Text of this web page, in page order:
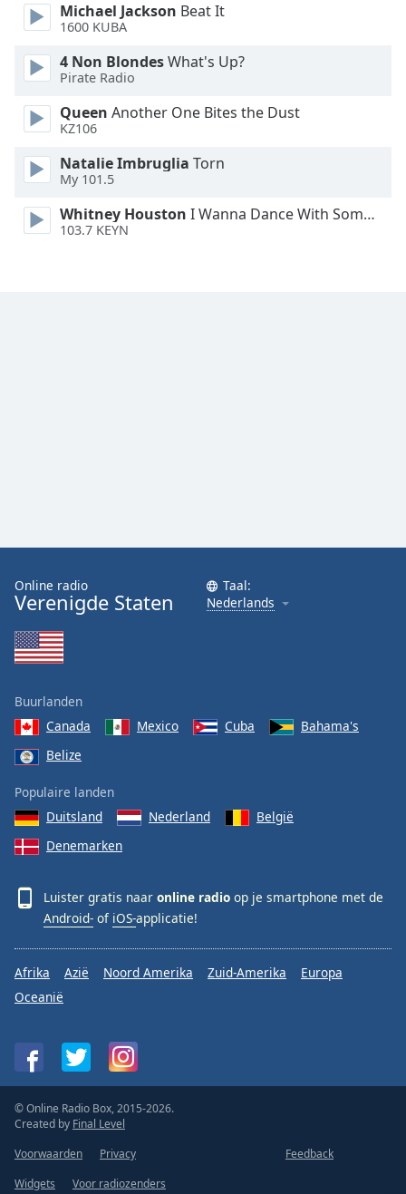
Family
Reset
Close
Modal
Dialog
End
window.
Michael Jackson Beat It
1600 KUBA
4 Non BlondesWhat's Up?
Pirate Radio
Queen Another One Bites the Dust
KZ106
Natalie Imbruglia Torn
My 101.5
Whitney Houston I Wanna Dance With Somebody
103.7 KEYN
Online radio
Verenigde Staten
Taal:
Nederlands
Buurlanden
Canada
Mexico Cuba
Bahama's
Belize
Populaire landen
Duitsland
Nederland
België
Denemarken
Luister gratis naar online radio op je smartphone met de
Android- of iOS-applicatie!
Afrika Azië Noord Amerika Zuid-Amerika
Europa
Oceanië
© Online Radio Box, 2015-2026.
Created by Final Level
Voorwaarden
Privacy
Feedback
Widgets
Voor radiozenders